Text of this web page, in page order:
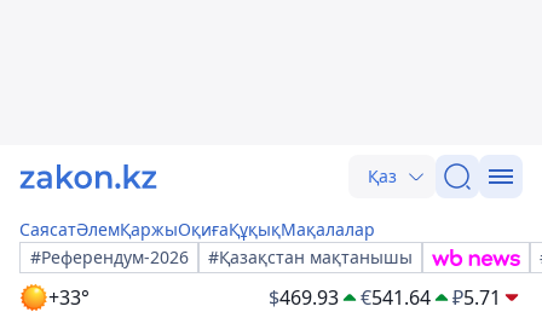
Қаз
СаясатӘлемҚаржыОқиғаҚұқықМақалалар
#Референдум-2026
#Қазақстан мақтанышы
+33° $469.93 €541.64 ₽5.71